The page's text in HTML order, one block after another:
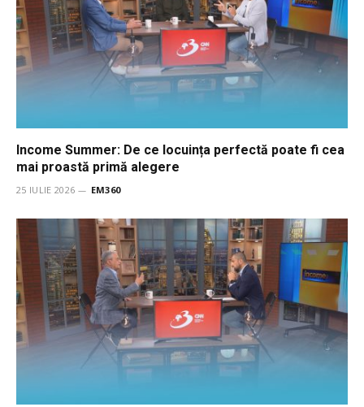
Income Summer: De ce locuința perfectă poate fi cea
mai proastă primă alegere
25 IULIE 2026 EM360